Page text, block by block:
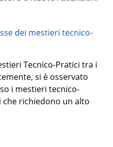
Tecnico-Pratici tra i
si è osservato
i mestieri tecnico-
richiedono un alto